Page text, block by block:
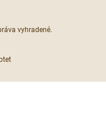
vyhradené.